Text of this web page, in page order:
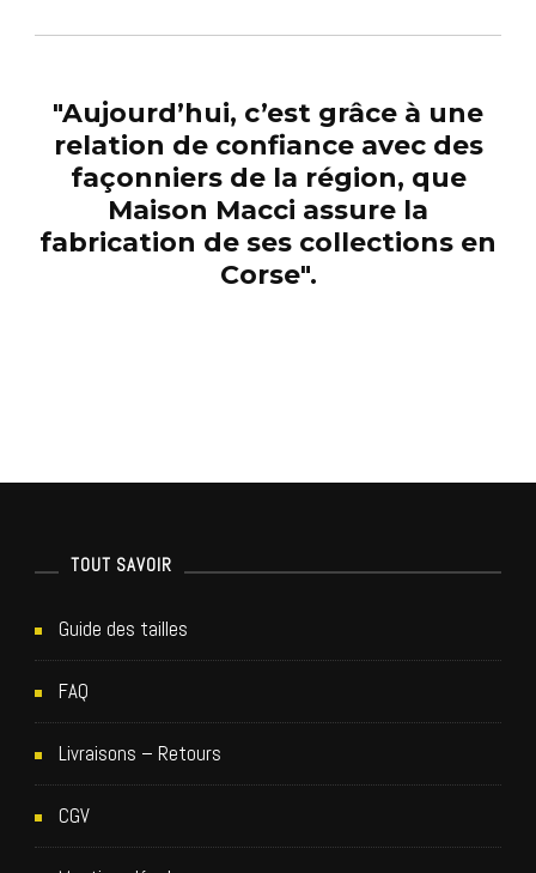
"Aujourd’hui, c’est grâce à une
relation de confiance avec des
façonniers de la région, que
Maison Macci assure la
fabrication de ses collections en
Corse".
TOUT SAVOIR
Guide des tailles
FAQ
Livraisons – Retours
CGV